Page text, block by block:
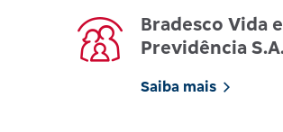
Bradesco Vida e
Previdência
Saiba mais